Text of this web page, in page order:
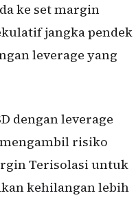
ke set margin
jangka pendek
leverage yang
dengan leverage
risiko
Terisolasi untuk
kehilangan lebih